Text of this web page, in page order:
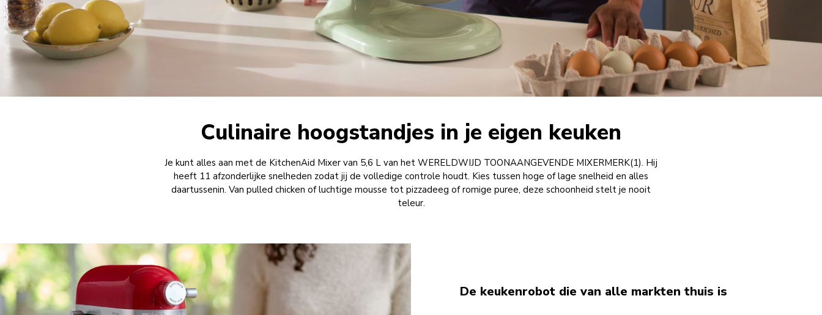
Culinaire hoogstandjes in je eigen keuken
Je kunt alles aan met de KitchenAid Mixer van 5,6 L van het WERELDWIJD TOONAANGEVENDE MIXERMERK(1). Hij
heeft 11 afzonderlijke snelheden zodat jij de volledige controle houdt. Kies tussen hoge of lage snelheid en alles
daartussenin. Van pulled chicken of luchtige mousse tot pizzadeeg of romige puree, deze schoonheid stelt je nooit
teleur.
De keukenrobot die van alle markten thuis is